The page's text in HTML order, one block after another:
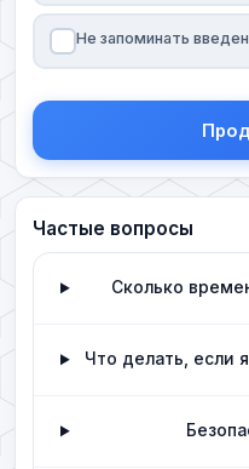
Не запоминать
Частые вопросы
Сколько
Что делать, если